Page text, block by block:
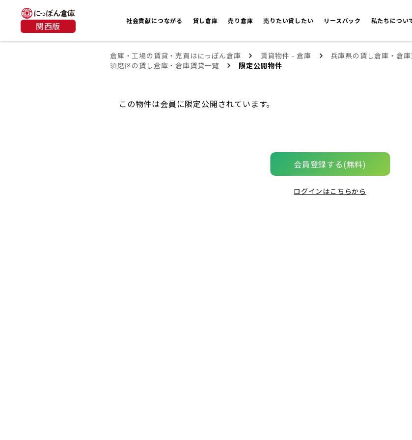
関西版 社会貢献につながる 貸し倉庫 売り倉庫 売りたい貸したい リースバック 私たちについ
倉庫・工場の賃貸・売買はにっぽん倉庫 賃貸物件 - 倉庫
兵庫県の賃し倉庫・倉
須磨区の賃し倉庫・倉庫賃貸一覧
限定公開物件
この物件は会員に限定公開されています。
会員登録する(無料)
ログインはこちらから